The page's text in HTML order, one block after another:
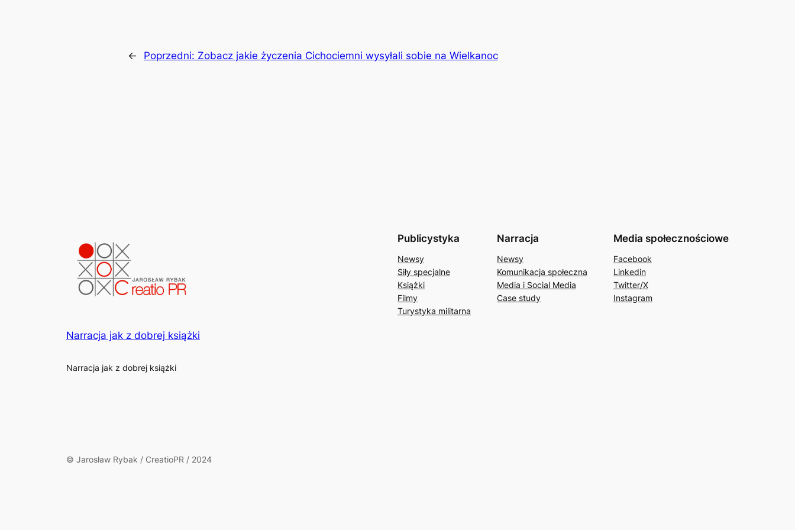
← Poprzedni: Zobacz jakie życzenia Cichociemni wysyłali sobie na Wielkanoc
Narracja jak z dobrej książki
Narracja jak z dobrej książki
Publicystyka
Newsy
Siły specjalne
Książki
Filmy
Turystyka militarna
Narracja
Newsy
Komunikacja społeczna
Media i Social Media
Case study
Media społecznościowe
Facebook
Linkedin
Twitter/X
Instagram
© Jarosław Rybak / CreatioPR / 2024